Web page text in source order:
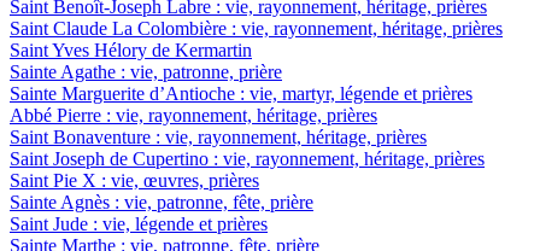
Saint Benoît-Joseph Labre : vie, rayonnement, héritage, prières
Saint Claude La Colombière : vie, rayonnement, héritage, prières
Saint Yves Hélory de Kermartin
Sainte Agathe : vie, patronne, prière
Sainte Marguerite d’Antioche : vie, martyr, légende et prières
Abbé Pierre : vie, rayonnement, héritage, prières
Saint Bonaventure : vie, rayonnement, héritage, prières
Saint Joseph de Cupertino : vie, rayonnement, héritage, prières
Saint Pie X : vie, œuvres, prières
Sainte Agnès : vie, patronne, fête, prière
Saint Jude : vie, légende et prières
Sainte Marthe : vie, patronne, fête, prière